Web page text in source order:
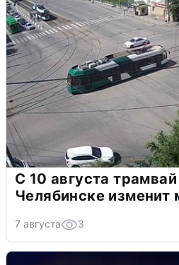
С 10 августа
Челябинске изменит
7 августа 3